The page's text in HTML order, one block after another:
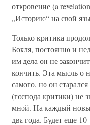
откровение (a
„Историю“ на свой
Только критика
Бокля, постоянно и
им дела он не
кончить. Эта мысль о
самого, но он
(господа критики) не
мной. На каждый
два года. Будет еще